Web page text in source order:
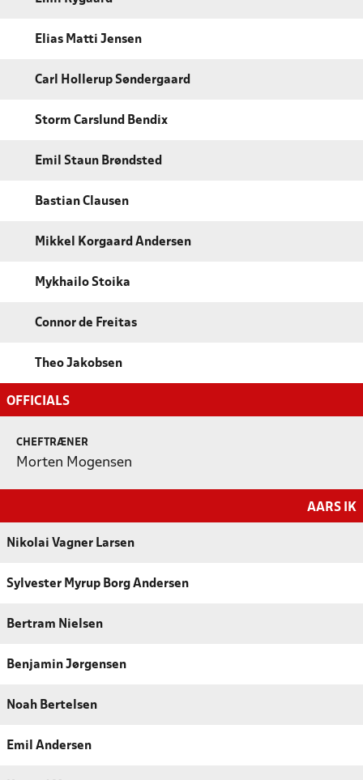
Elias Matti Jensen
Carl Hollerup Søndergaard
Storm Carslund Bendix
Emil Staun Brøndsted
Bastian Clausen
Mikkel Korgaard Andersen
Mykhailo Stoika
Connor de Freitas
Theo Jakobsen
OFFICIALS
CHEFTRÆNER
Morten Mogensen
AARS IK
Nikolai Vagner Larsen
Sylvester Myrup Borg Andersen
Bertram Nielsen
Benjamin Jørgensen
Noah Bertelsen
Emil Andersen